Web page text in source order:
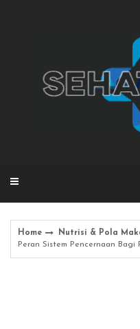
Home
Nutrisi & Pola
Peran Sistem Pencernaan Bagi